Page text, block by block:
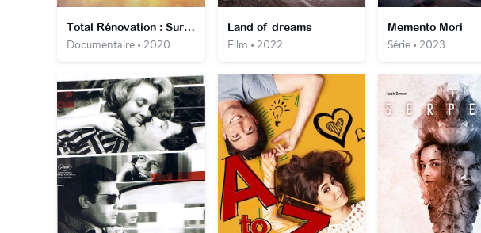
Total Rénovation : Surprises de stars
Documentaire • 2020
Land of dreams
Film • 2022
Memento Mori
Série • 2023